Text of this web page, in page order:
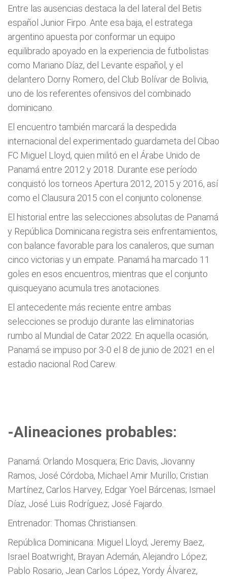
Entre las ausencias destaca la del lateral del Betis
español Junior Firpo. Ante esa baja, el estratega
argentino apuesta por conformar un equipo
equilibrado apoyado en la experiencia de futbolistas
como Mariano Díaz, del Levante español, y el
delantero Dorny Romero, del Club Bolívar de Bolivia,
uno de los referentes ofensivos del combinado
dominicano.
El encuentro también marcará la despedida
internacional del experimentado guardameta del Cibao
FC Miguel Lloyd, quien militó en el Árabe Unido de
Panamá entre 2012 y 2018. Durante ese período
conquistó los torneos Apertura 2012, 2015 y 2016, así
como el Clausura 2015 con el conjunto colonense.
El historial entre las selecciones absolutas de Panamá
y República Dominicana registra seis enfrentamientos,
con balance favorable para los canaleros, que suman
cinco victorias y un empate. Panamá ha marcado 11
goles en esos encuentros, mientras que el conjunto
quisqueyano acumula tres anotaciones.
El antecedente más reciente entre ambas
selecciones se produjo durante las eliminatorias
rumbo al Mundial de Catar 2022. En aquella ocasión,
Panamá se impuso por 3-0 el 8 de junio de 2021 en el
estadio nacional Rod Carew.
-Alineaciones probables:
Panamá: Orlando Mosquera; Eric Davis, Jiovanny
Ramos, José Córdoba, Michael Amir Murillo; Cristian
Martínez, Carlos Harvey, Edgar Yoel Bárcenas; Ismael
Díaz, José Luis Rodríguez; José Fajardo.
Entrenador: Thomas Christiansen.
República Dominicana: Miguel Lloyd; Jeremy Baez,
Israel Boatwright, Brayan Ademán, Alejandro López;
Pablo Rosario, Jean Carlos López, Yordy Álvarez,